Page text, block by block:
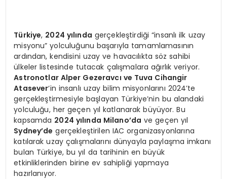
Türkiye, 2024 yılında gerçekleştirdiği “insanlı ilk uzay
misyonu” yolculuğunu başarıyla tamamlamasının
ardından, kendisini uzay ve havacılıkta söz sahibi
ülkeler listesinde tutacak çalışmalara ağırlık veriyor.
Astronotlar Alper Gezeravcı ve Tuva Cihangir
Atasever‘in insanlı uzay bilim misyonlarını 2024’te
gerçekleştirmesiyle başlayan Türkiye’nin bu alandaki
yolculuğu, her geçen yıl katlanarak büyüyor. Bu
kapsamda 2024 yılında Milano’da ve geçen yıl
Sydney’de gerçekleştirilen IAC organizasyonlarına
katılarak uzay çalışmalarını dünyayla paylaşma imkanı
bulan Türkiye, bu yıl da tarihinin en büyük
etkinliklerinden birine ev sahipliği yapmaya
hazırlanıyor.